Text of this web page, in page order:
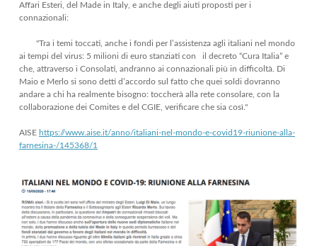
Affari Esteri, del Made in Italy, e anche degli aiuti proposti per i
connazionali:
"Tra i temi toccati, anche i fondi per l’assistenza agli italiani nel mondo
ai tempi del virus: 5 milioni di euro stanziati con il decreto “Cura Italia” e
che, attraverso i Consolati, andranno ai connazionali più in difficoltà. Di
Maio e Merlo si sono detti d’accordo sul fatto che quei soldi dovranno
andare a chi ha realmente bisogno: toccherà alla rete consolare, con la
collaborazione dei Comites e del CGIE, verificare che sia così."
AISE https://www.aise.it/anno/italiani-nel-mondo-e-covid19-riunione-alla-
farnesina-/145368/1​